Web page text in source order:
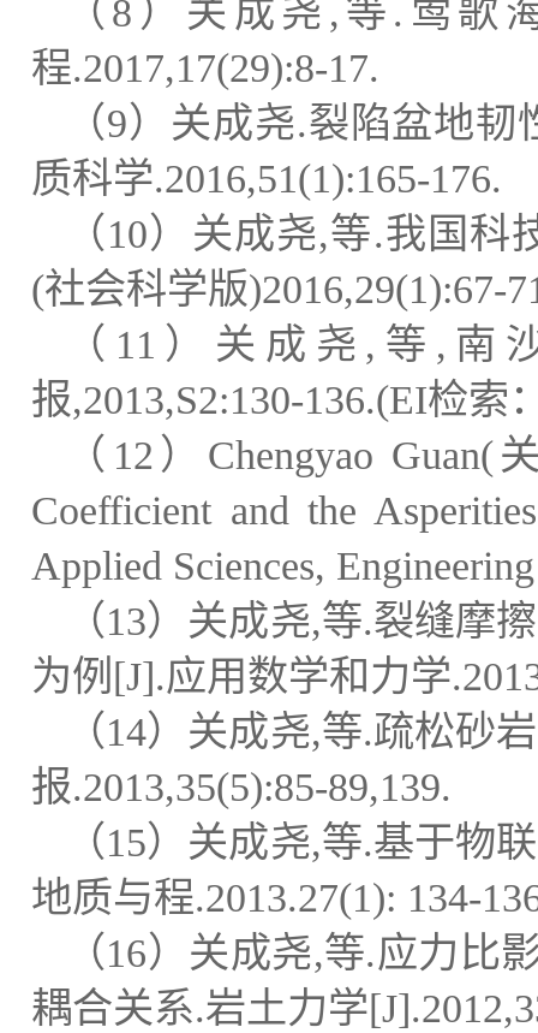
（ 8 ）关成尧 , 等 . 莺歌
程.2017,17(29):8-17.
（9）关成尧.裂陷盆地韧
质科学.2016,51(1):165-176.
（ 10）关成尧,等.我国科
(社会科学版)2016,29(1):67-
（ 11 ）关成尧 , 等 , 南
报,2013,S2:130-136.(EI检索
（ 12 ） Chengyao Guan(
Coefficient and the
Applied Sciences,
（13）关成尧,等.裂缝摩
为例 [J].应用数学和力学
（14）关成尧,等.疏松砂
报.2013,35(5):85-89,139.
（15）关成尧,等.基于物
地质与程.2013.27(1): 134-
（16）关成尧,等.应力比
耦合关系.岩土力学